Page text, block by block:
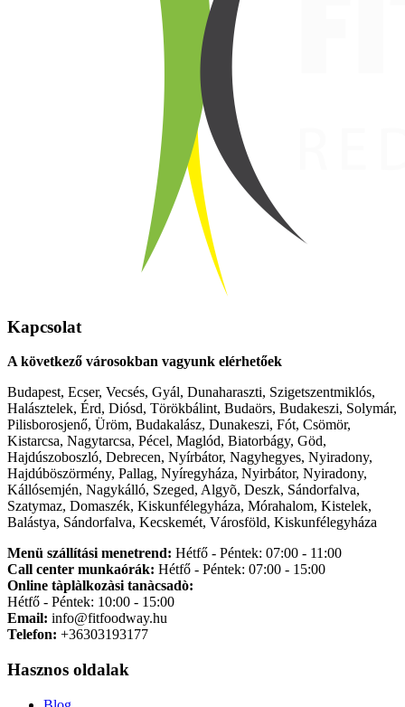
Kapcsolat
A következő városokban vagyunk elérhetőek
Budapest, Ecser, Vecsés, Gyál, Dunaharaszti, Szigetszentmiklós,
Halásztelek, Érd, Diósd, Törökbálint, Budaörs, Budakeszi, Solymár,
Pilisborosjenő, Üröm, Budakalász, Dunakeszi, Fót, Csömör,
Kistarcsa, Nagytarcsa, Pécel, Maglód, Biatorbágy, Göd,
Hajdúszoboszló, Debrecen, Nyírbátor, Nagyhegyes, Nyiradony,
Hajdúböszörmény, Pallag, Nyíregyháza, Nyirbátor, Nyiradony,
Kállósemjén, Nagykálló, Szeged, Algyõ, Deszk, Sándorfalva,
Szatymaz, Domaszék, Kiskunfélegyháza, Mórahalom, Kistelek,
Balástya, Sándorfalva, Kecskemét, Városföld, Kiskunfélegyháza
Menü szállítási menetrend: Hétfő - Péntek: 07:00 - 11:00
Call center munkaórák: Hétfő - Péntek: 07:00 - 15:00
Online tàplàlkozàsi tanàcsadò:
Hétfő - Péntek: 10:00 - 15:00
Email: info@fitfoodway.hu
Telefon: +36303193177
Hasznos oldalak